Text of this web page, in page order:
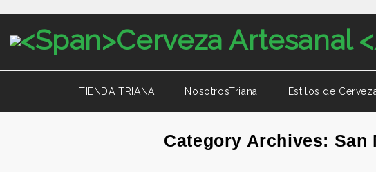
TIENDA TRIANA NosotrosTriana Estilos de
Category Archives: San